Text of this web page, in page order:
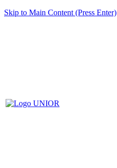
Skip to Main Content (Press Enter)